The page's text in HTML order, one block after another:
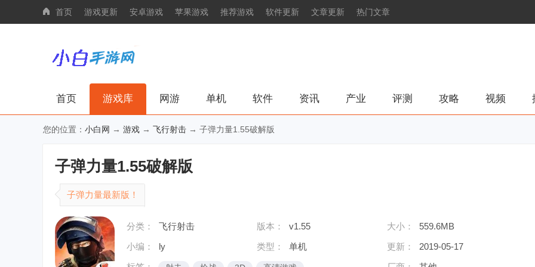
首页 游戏更新 安卓游戏 苹果游戏 推荐游戏 软件更新 文章更新 热门文章
首页 游戏库 网游 单机 软件 资讯 产业 评测 攻略 视频
您的位置： 小白网 → 游戏 → 飞行射击 → 子弹力量1.55破解版
子弹力量1.55破解版
子弹力量最新版！
分类： 飞行射击 版本： v1.55 大小：
559.6MB
小编：
ly 类型： 单机 更新：
2019-05-17